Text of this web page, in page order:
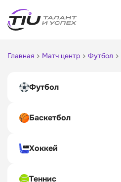
Главная Матч центр Футбол
Футбол
Баскетбол
Хоккей
Теннис